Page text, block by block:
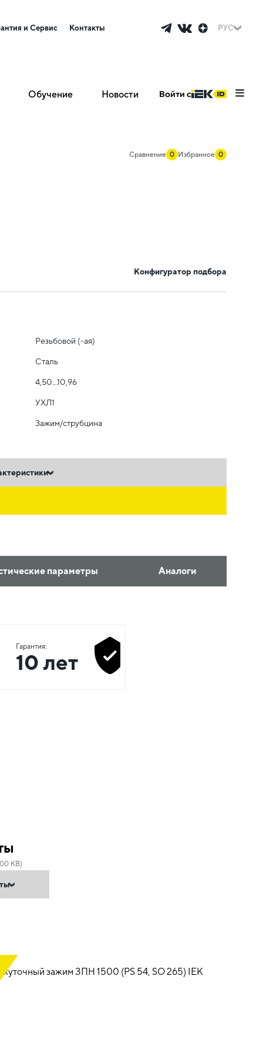
и Сервис Контакты РУС
Обучение Новости Войти с
Сравнение 0 Избранное 0
Конфигуратор подбора
Резьбовой (-ая)
Сталь
4,50...10,96
УХЛ1
Зажим/струбцина
параметры Аналоги
Гарантия:
10 лет
KB)